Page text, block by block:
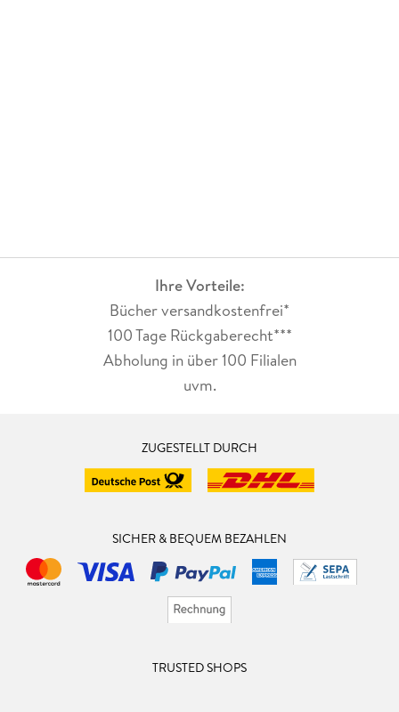
Ihre Vorteile:
Bücher versandkostenfrei*
100 Tage Rückgaberecht***
Abholung in über 100 Filialen
uvm.
ZUGESTELLT DURCH
SICHER & BEQUEM BEZAHLEN
TRUSTED SHOPS